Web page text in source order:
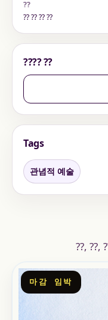
??
?? ?? ?? ??
???? ??
Tags
관념적 예술
??, ??,
마감 임박